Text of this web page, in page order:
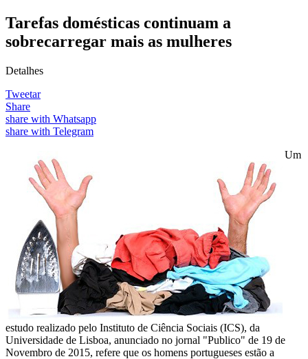
Tarefas domésticas continuam a
sobrecarregar mais as mulheres
Detalhes
Tweetar
Share
share with Whatsapp
share with Telegram
Um
estudo realizado pelo Instituto de Ciência Sociais (ICS), da
Universidade de Lisboa, anunciado no jornal "Publico" de 19 de
Novembro de 2015, refere que os homens portugueses estão a